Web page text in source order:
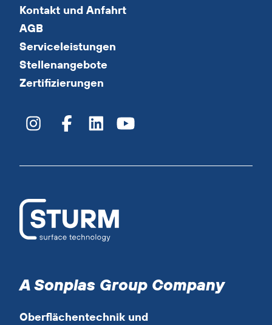
Kontakt und Anfahrt
AGB
Serviceleistungen
Stellenangebote
Zertifizierungen
A Sonplas Group Company
Oberflächentechnik und